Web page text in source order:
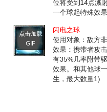
位将受到14点溅
一个球起特殊效
点击加载
GIF
闪电之球
使用对象：敌方
效果：携带者攻
有35%几率附带
效果。和其他球
生，最大数量1)